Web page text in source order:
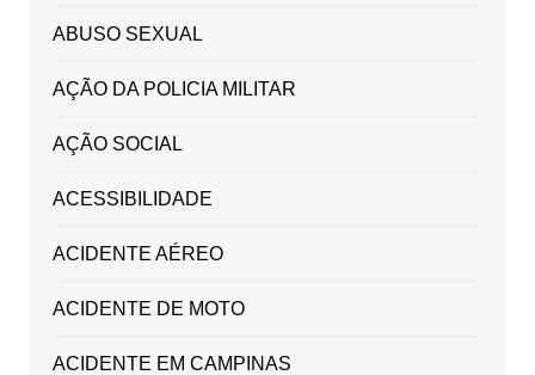
ABUSO SEXUAL
AÇÃO DA POLICIA MILITAR
AÇÃO SOCIAL
ACESSIBILIDADE
ACIDENTE AÉREO
ACIDENTE DE MOTO
ACIDENTE EM CAMPINAS